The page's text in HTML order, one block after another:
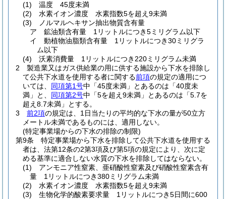
(1)
温度 45度未満
(2)
水素イオン濃度 水素指数5を超え9未満
(3)
ノルマルヘキサン抽出物質含有量
ア
鉱油類含有量 1リットルにつき5ミリグラム以下
イ
動植物油脂類含有量 1リットルにつき30ミリグラ
ム以下
(4)
沃素消費量 1リットルにつき220ミリグラム未満
2
製造業又はガス供給業の用に供する施設から下水を排除し
て公共下水道を使用する者に関する前項の規定の適用につ
いては、 同項第1号中「45度未満」とあるのは「40度未
満」と、 同項第2号中「5を超え9未満」とあるのは「5.7を
超え8.7未満」とする。
3
前2項の規定は、1日当たりの平均的な下水の量が50立方
メートル未満であるものには、適用しない。
(特定事業場からの下水の排除の制限)
第9条
特定事業場から下水を排除して公共下水道を使用する
者は、法第12条の2第3項及び第5項の規定により、次に定
める基準に適合しない水質の下水を排除してはならない。
(1)
アンモニア性窒素、亜硝酸性窒素及び硝酸性窒素含有
量 1リットルにつき380ミリグラム未満
(2)
水素イオン濃度 水素指数5を超え9未満
(3)
生物化学的酸素要求量 1リットルにつき5日間に600